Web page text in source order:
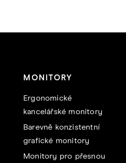
MONITORY
Ergonomické
kancelářské monitory
Barevně konzistentní
grafické monitory
Monitory pro přesnou